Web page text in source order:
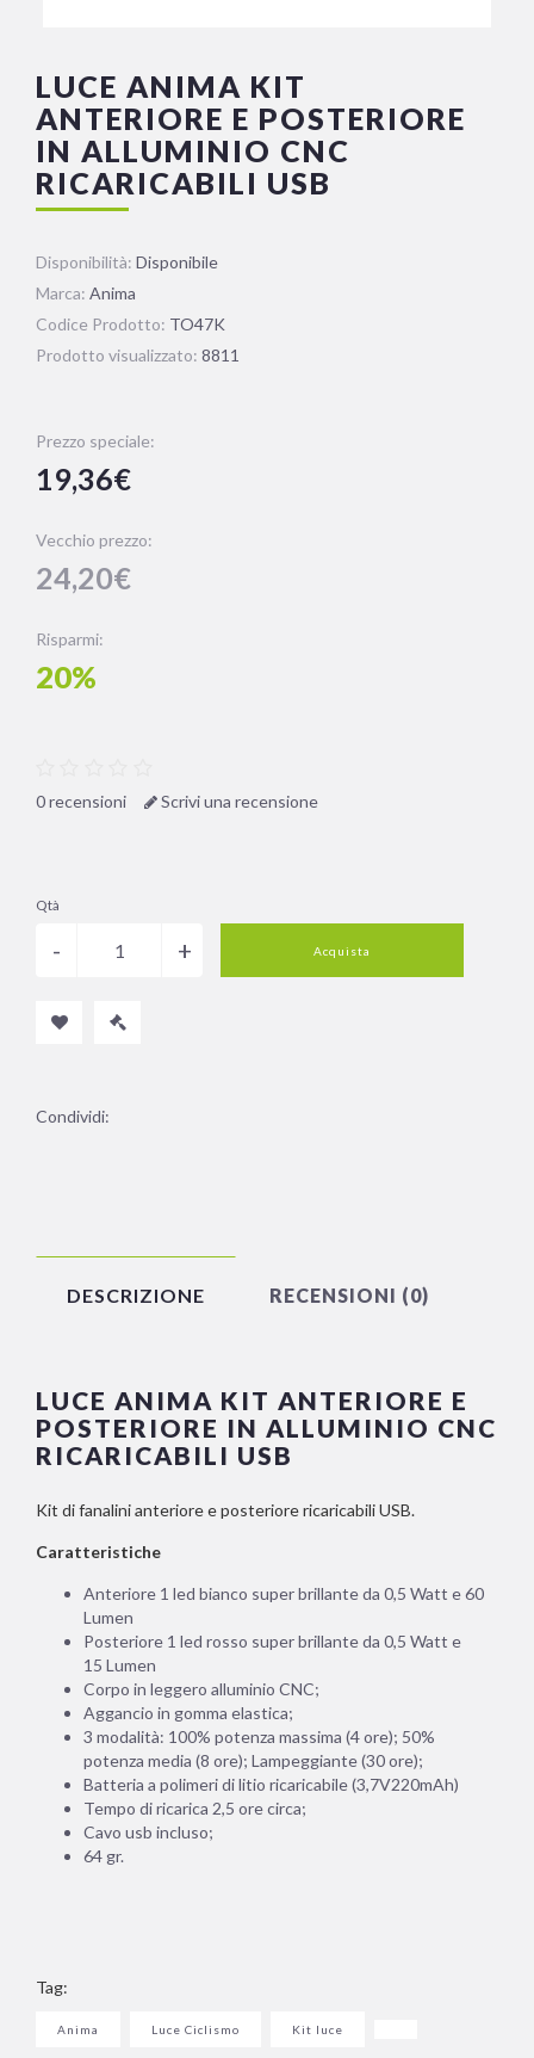
LUCE ANIMA KIT
ANTERIORE E POSTERIORE
IN ALLUMINIO CNC
RICARICABILI USB
Disponibilità: Disponibile
Marca: Anima
Codice Prodotto: TO47K
Prodotto visualizzato: 8811
Prezzo speciale:
19,36€
Vecchio prezzo:
24,20€
Risparmi:
20%
0 recensioni Scrivi una recensione
Qtà
Acquista
Condividi:
DESCRIZIONE RECENSIONI (0)
LUCE ANIMA KIT ANTERIORE E
POSTERIORE IN ALLUMINIO CNC
RICARICABILI USB
Kit di fanalini anteriore e posteriore ricaricabili USB.
Caratteristiche
Anteriore 1 led bianco super brillante da 0,5 Watt e 60
Lumen
Posteriore 1 led rosso super brillante da 0,5 Watt e
15 Lumen
Corpo in leggero alluminio CNC;
Aggancio in gomma elastica;
3 modalità: 100% potenza massima (4 ore); 50%
potenza media (8 ore); Lampeggiante (30 ore);
Batteria a polimeri di litio ricaricabile (3,7V220mAh)
Tempo di ricarica 2,5 ore circa;
Cavo usb incluso;
64 gr.
Tag:
Anima Luce Ciclismo Kit luce